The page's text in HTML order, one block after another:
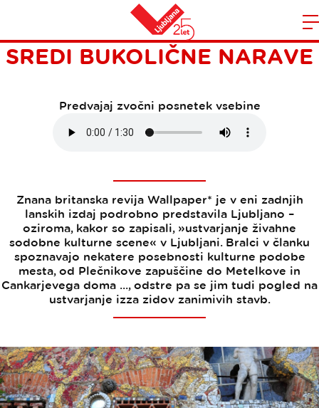
Domov
PROGRESIVNA KULTURA
SREDI BUKOLIČNE NARAVE
Predvajaj zvočni posnetek vsebine
Znana britanska revija Wallpaper* je v eni zadnjih
lanskih izdaj podrobno predstavila Ljubljano –
oziroma, kakor so zapisali, »ustvarjanje živahne
sodobne kulturne scene« v Ljubljani. Bralci v članku
spoznavajo nekatere posebnosti kulturne podobe
mesta, od Plečnikove zapuščine do Metelkove in
Cankarjevega doma ..., odstre pa se jim tudi pogled na
ustvarjanje izza zidov zanimivih stavb.